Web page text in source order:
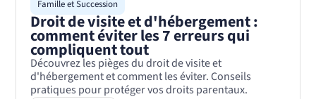
Famille et Succession
Droit de visite et d'hébergement :
comment éviter les 7 erreurs qui
compliquent tout
Découvrez les pièges du droit de visite et
d'hébergement et comment les éviter. Conseils
pratiques pour protéger vos droits parentaux.